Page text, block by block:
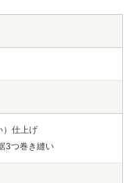
）仕上げ
3つ巻き縫い